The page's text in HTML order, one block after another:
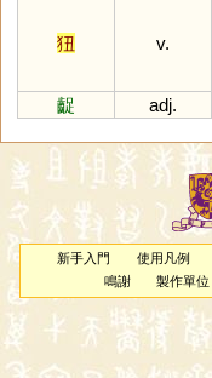
狃 v.
齪
adj.
新手入門 使用凡例
鳴謝
製作單位